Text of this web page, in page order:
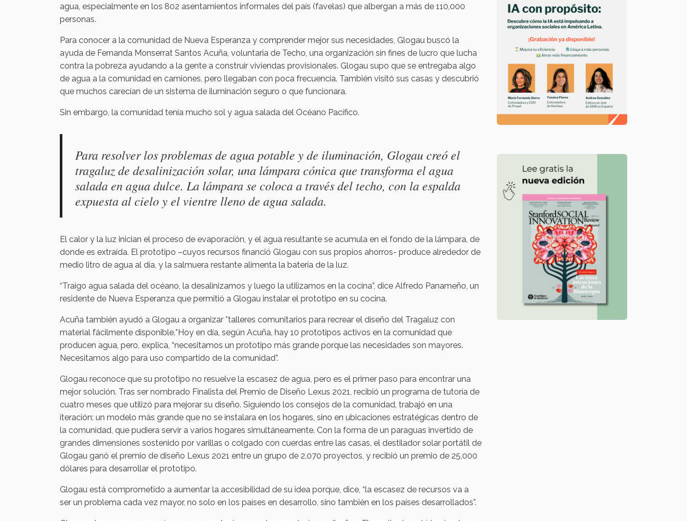
agua, especialmente en los 802 asentamientos informales del país (favelas) que albergan a más de 110,000
personas.
Para conocer a la comunidad de Nueva Esperanza y comprender mejor sus necesidades, Glogau buscó la
ayuda de Fernanda Monserrat Santos Acuña, voluntaria de Techo, una organización sin fines de lucro que lucha
contra la pobreza ayudando a la gente a construir viviendas provisionales. Glogau supo que se entregaba algo
de agua a la comunidad en camiones, pero llegaban con poca frecuencia. También visitó sus casas y descubrió
que muchos carecían de un sistema de iluminación seguro o que funcionara.
Sin embargo, la comunidad tenía mucho sol y agua salada del Océano Pacífico.
Para resolver los problemas de agua potable y de iluminación, Glogau creó el
tragaluz de desalinización solar, una lámpara cónica que transforma el agua
salada en agua dulce. La lámpara se coloca a través del techo, con la espalda
expuesta al cielo y el vientre lleno de agua salada.
El calor y la luz inician el proceso de evaporación, y el agua resultante se acumula en el fondo de la lámpara, de
donde es extraída. El prototipo –cuyos recursos financió Glogau con sus propios ahorros- produce alrededor de
medio litro de agua al día, y la salmuera restante alimenta la batería de la luz.
“Traigo agua salada del océano, la desalinizamos y luego la utilizamos en la cocina”, dice Alfredo Panameño, un
residente de Nueva Esperanza que permitió a Glogau instalar el prototipo en su cocina.
Acuña también ayudó a Glogau a organizar *talleres comunitarios para recrear el diseño del Tragaluz con
material fácilmente disponible.*Hoy en día, según Acuña, hay 10 prototipos activos en la comunidad que
producen agua, pero, explica, “necesitamos un prototipo más grande porque las necesidades son mayores.
Necesitamos algo para uso compartido de la comunidad”.
Glogau reconoce que su prototipo no resuelve la escasez de agua, pero es el primer paso para encontrar una
mejor solución. Tras ser nombrado Finalista del Premio de Diseño Lexus 2021, recibió un programa de tutoría de
cuatro meses que utilizó para mejorar su diseño. Siguiendo los consejos de la comunidad, trabajó en una
iteración: un modelo más grande que no se instalara en los hogares, sino en ubicaciones estratégicas dentro de
la comunidad, que pudiera servir a varios hogares simultáneamente. Con la forma de un paraguas invertido de
grandes dimensiones sostenido por varillas o colgado con cuerdas entre las casas, el destilador solar portátil de
Glogau ganó el premio de diseño Lexus 2021 entre un grupo de 2,070 proyectos, y recibió un premio de 25,000
dólares para desarrollar el prototipo.
Glogau está comprometido a aumentar la accesibilidad de su idea porque, dice, “la escasez de recursos va a
ser un problema cada vez mayor, no solo en los países en desarrollo, sino también en los países desarrollados”.